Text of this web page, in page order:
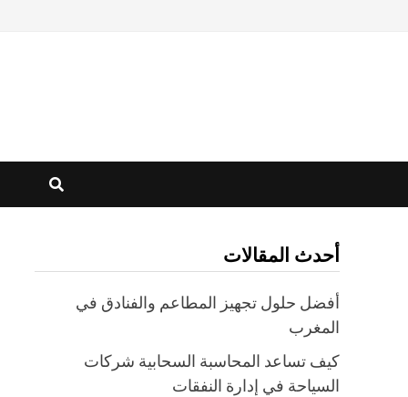
أحدث المقالات
أفضل حلول تجهيز المطاعم والفنادق في
المغرب
كيف تساعد المحاسبة السحابية شركات
السياحة في إدارة النفقات